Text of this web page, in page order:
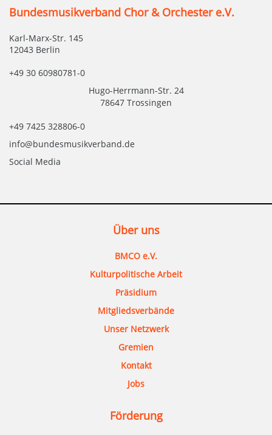
Bundesmusikverband Chor & Orchester e.V.
Karl-Marx-Str. 145
12043 Berlin
+49 30 60980781-0
Hugo-Herrmann-Str. 24
78647 Trossingen
+49 7425 328806-0
info@bundesmusikverband.de
Social Media
Über uns
BMCO e.V.
Kulturpolitische Arbeit
Präsidium
Mitgliedsverbände
Unser Netzwerk
Gremien
Kontakt
Jobs
Förderung